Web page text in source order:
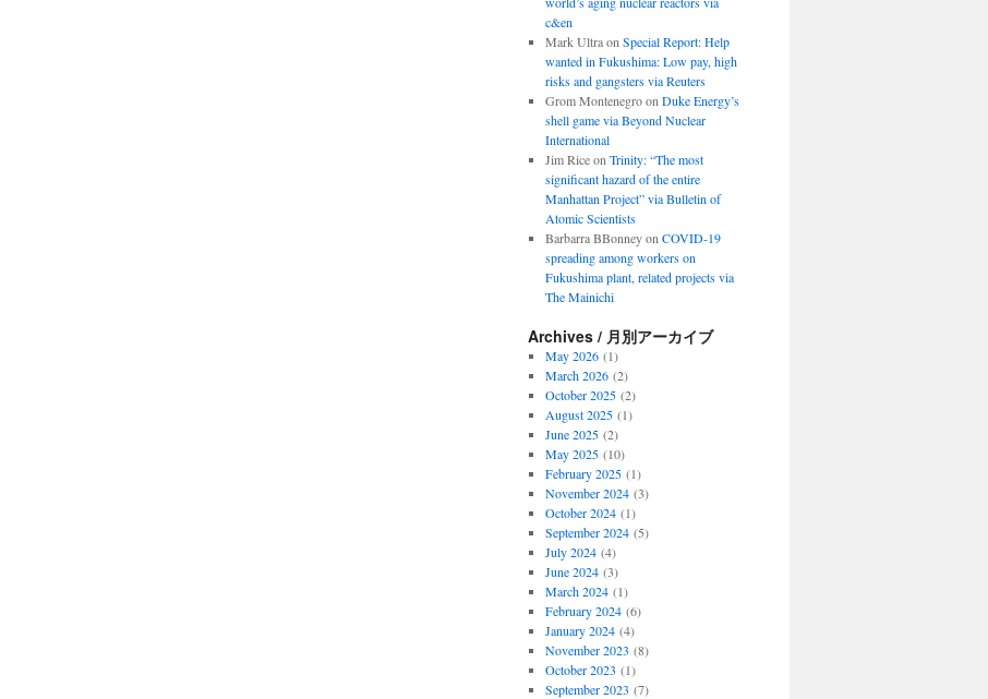
c&en
Mark Ultraon Special Report: Help
wanted in Fukushima: Low pay, high
risks and gangsters via Reuters
Grom Montenegroon Duke Energy’s
shell game via Beyond Nuclear
International
Jim Riceon Trinity: “The most
significant hazard of the entire
Manhattan Project” via Bulletin of
Atomic Scientists
Barbarra BBonneyon COVID-19
spreading among workers on
Fukushima plant, related projects via
The Mainichi
Archives / 月別アーカイブ
May 2026(1)
March 2026(2)
October 2025(2)
August 2025(1)
June 2025(2)
May 2025(10)
February 2025(1)
November 2024(3)
October 2024(1)
September 2024(5)
July 2024(4)
June 2024(3)
March 2024(1)
February 2024(6)
January 2024(4)
November 2023 (8)
October 2023 (1)
September 2023 (7)